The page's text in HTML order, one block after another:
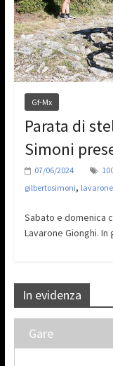
Gf-Mx
Parata di
Simoni
07/06/2024
gilbertosimoni, lavarone
Sabato e domenica
Lavarone Gionghi.
In evidenza
Gare